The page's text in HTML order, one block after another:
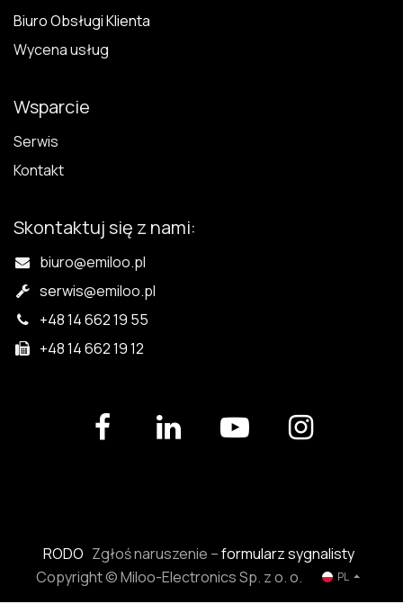
Biuro Obsługi Klienta
Wycena usług
Wsparcie
Serwis
Kontakt
Skontaktuj się z nami:
biuro@emiloo.pl
serwis@emiloo.pl
+48 14 662 19 55
+48 14 662 19 12
RODO Zgłoś naruszenie –formularz sygnalisty
Copyright © Miloo-Electronics Sp. z o. o.
PL